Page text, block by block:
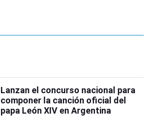
Lanzan el concurso nacional para
componer la canción oficial del
papa León XIV en Argentina